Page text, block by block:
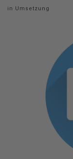
in Umsetzung